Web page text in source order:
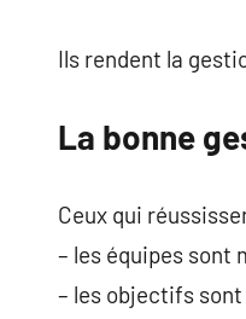
Ils rendent la
La bonne
Ceux qui
– les équipes sont
– les objectifs